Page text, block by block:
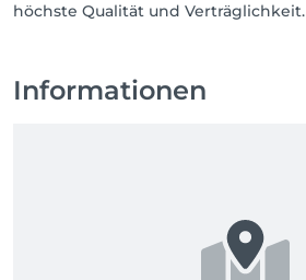
höchste Qualität und Verträglichkeit.
Informationen